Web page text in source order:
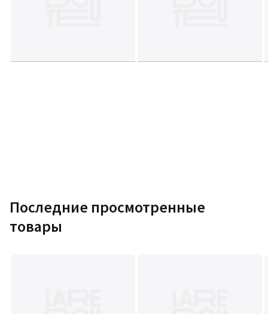
Последние просмотренные
товары